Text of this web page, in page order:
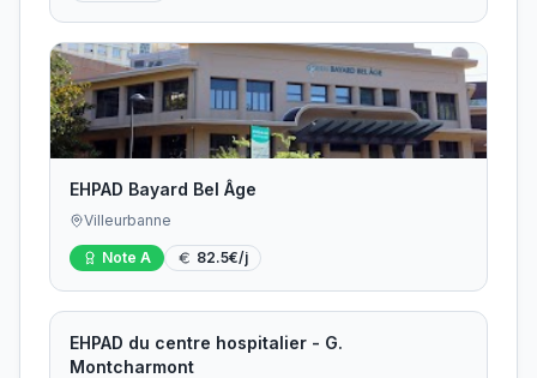
EHPAD Bayard Bel Âge
Villeurbanne
Note A 82.5€/j
EHPAD du centre hospitalier - G.
Montcharmont